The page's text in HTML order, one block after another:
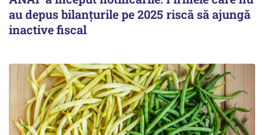
au depus bilanțurile pe 2025 riscă să ajungă
inactive fiscal